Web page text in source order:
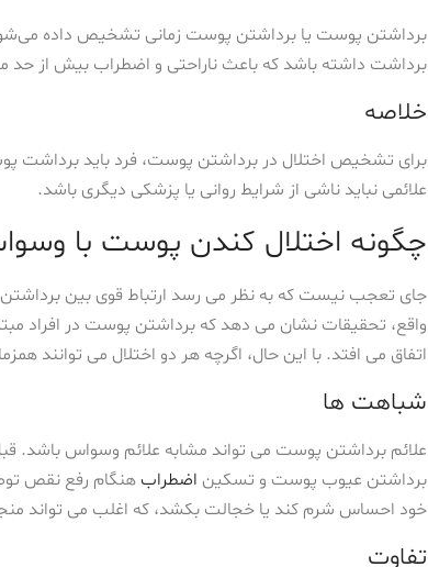
برداشتن پوست یا برداشتن پوست زمانی تشخیص داده
برداشت داشته باشد که باعث ناراحتی و اضطراب بیش از حد
خلاصه
برای تشخیص اختلال در برداشتن پوست، فرد باید برداشت
علائمی نباید ناشی از شرایط روانی یا پزشکی دیگری باشد.
چگونه اختلال کندن پوست با
جای تعجب نیست که به نظر می رسد ارتباط قوی بین
واقع، تحقیقات نشان می دهد که برداشتن پوست در افراد
اتفاق می افتد. با این حال، اگرچه هر دو اختلال می توانند
شباهت ها
علائم برداشتن پوست می تواند مشابه علائم وسواس باشد.
برداشتن عیوب پوست و تسکین اضطراب هنگام رفع نقص
خود احساس شرم کند یا خجالت بکشد، که اغلب می تواند
تفاوت